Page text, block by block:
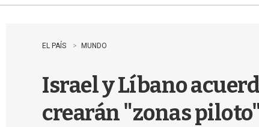
EL PAÍS MUNDO
Israel y Líbano
crearán "zonas